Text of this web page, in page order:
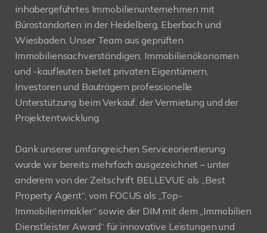
inhabergeführtes Immobilienunternehmen mit
Bürostandorten in der Heidelberg, Eberbach und
Wiesbaden. Unser Team aus geprüften
Immobiliensachverständigen, Immobilienökonomen
und -kaufleuten bietet privaten Eigentümern,
Investoren und Bauträgern professionelle
Unterstützung beim Verkauf, der Vermietung und der
Projektentwicklung.
Dank unserer umfangreichen Serviceorientierung
wurde wir bereits mehrfach ausgezeichnet – unter
anderem von der Zeitschrift BELLEVUE als „Best
Property Agent“, vom FOCUS als „Top-
Immobilienmakler“ sowie der DIM mit dem „Immobilien
Dienstleister Award“ für innovative Leistungen und